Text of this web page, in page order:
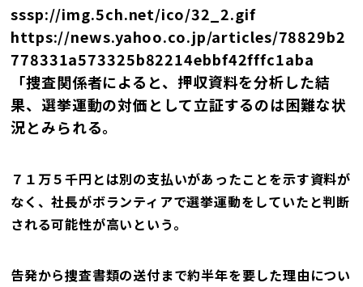
sssp://img.5ch.net/ico/32_2.gif
https://news.yahoo.co.jp/articles/78829b2
778331a573325b82214ebbf42fffc1aba
「捜査関係者によると、押収資料を分析した結
果、選挙運動の対価として立証するのは困難な状
況とみられる。
７１万５千円とは別の支払いがあったことを示す資料が
なく、社長がボランティアで選挙運動をしていたと判断
される可能性が高いという。
告発から捜査書類の送付まで約半年を要した理由につい